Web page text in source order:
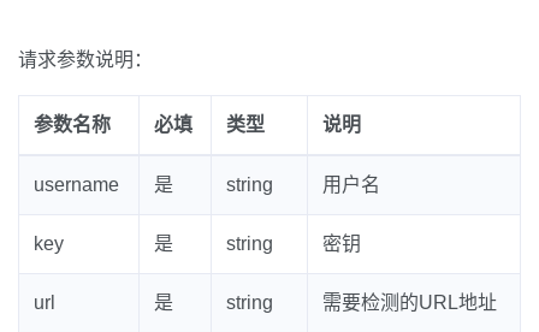
请求参数说明：
参数名称 必填 类型 说明
username 是 string 用户名
key 是 string 密钥
url 是 string 需要检测的URL地址